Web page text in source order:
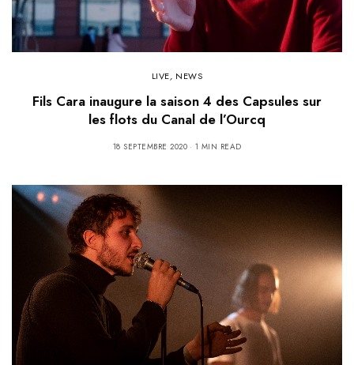
LIVE, NEWS
Fils Cara inaugure la saison 4 des Capsules sur
les flots du Canal de l’Ourcq
18 SEPTEMBRE 2020 1 MIN READ